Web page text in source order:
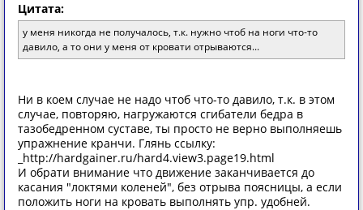
Цитата:
у меня никогда не получалось, т.к. нужно чтоб на ноги что-то
давило, а то они у меня от кровати отрываются...
Ни в коем случае не надо чтоб что-то давило, т.к. в этом
случае, повторяю, нагружаются сгибатели бедра в
тазобедренном суставе, ты просто не верно выполняешь
упражнение кранчи. Глянь ссылку:
_http://hardgainer.ru/hard4.view3.page19.html
И обрати внимание что движение заканчивается до
касания "локтями коленей", без отрыва поясницы, а если
положить ноги на кровать выполнять упр. удобней.